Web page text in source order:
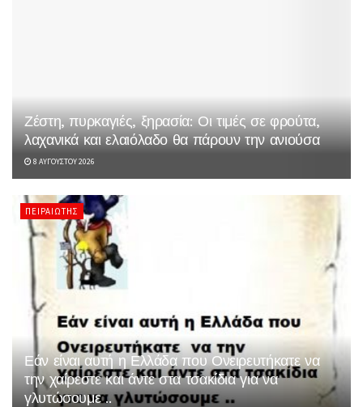
Ζέστη, πυρκαγιές, ξηρασία: Οι τιμές σε φρούτα,
λαχανικά και ελαιόλαδο θα πάρουν την ανιούσα
8 ΑΥΓΟΎΣΤΟΥ 2026
ΠΕΙΡΑΙΏΤΗΣ
Εάν είναι αυτή η Ελλάδα που Ονειρευτήκατε να
την χαίρεστε και άντε στα τσακίδια για να
γλυτώσουμε ..